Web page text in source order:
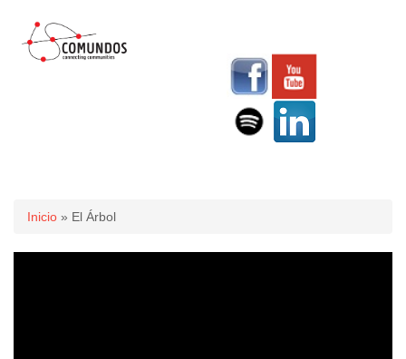
Usted está aquí
Inicio » El Árbol